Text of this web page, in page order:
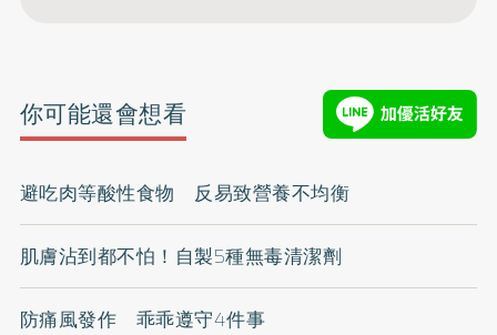
你可能還會想看
避吃肉等酸性食物 反易致營養不均衡
肌膚沾到都不怕！自製5種無毒清潔劑
防痛風發作 乖乖遵守4件事